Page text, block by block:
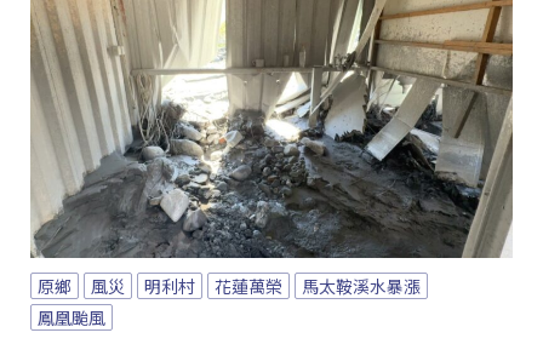
原鄉 風災 明利村 花蓮萬榮
馬太鞍溪水暴漲
鳳凰颱風